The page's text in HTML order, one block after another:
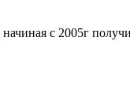
с 2005г